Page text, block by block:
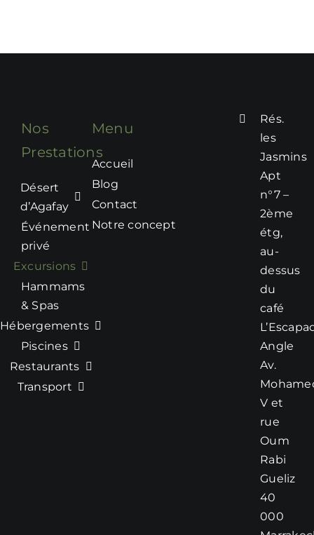
Nos
Prestations
Désert
d’Agafay
Événement
privé
Excursions
Hammams
& Spas
Hébergements
Piscines
Restaurants
Transport
Menu
Accueil
Blog
Contact
Notre concept
Rés.
les
Jasmins
Apt
n°7 –
2ème
étg,
au-
dessus
du
café
Angle
Av.
V et
rue
Oum
Rabi
Gueliz
40
000